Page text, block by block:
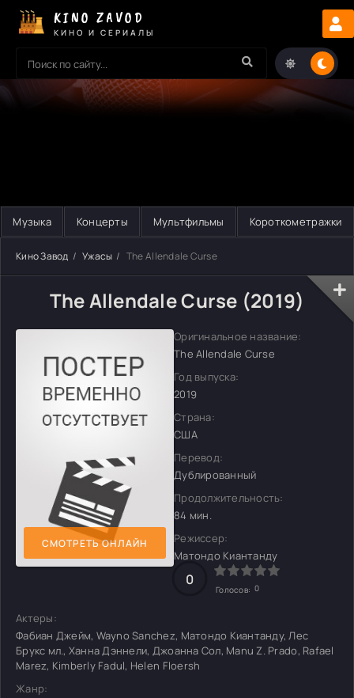
KINO ZAVOD
КИНО И СЕРИАЛЫ
Музыка Концерты Мультфильмы Короткометражки
Кино Завод Ужасы The Allendale Curse
The Allendale Curse (2019)
СМОТРЕТЬ ОНЛАЙН
Оригинальное название:
The Allendale Curse
Год выпуска:
2019
Страна:
США
Перевод:
Дублированный
Продолжительность:
84 мин.
Режиссер:
Матондо Киантанду
0
Голосов: 0
Актеры:
Фабиан Джейм, Wayno Sanchez, Матондо Киантанду, Лес
Брукс мл., Ханна Дэннели, Джоанна Сол, Manu Z. Prado, Rafael
Marez, Kimberly Fadul, Helen Floersh
Жанр: